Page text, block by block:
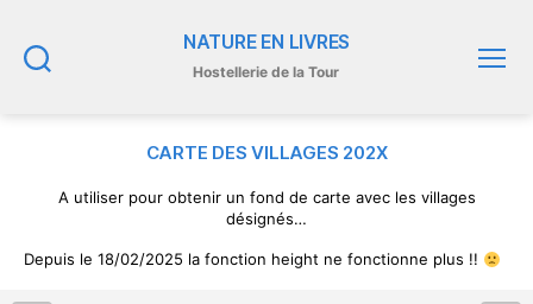
NATURE EN LIVRES
Hostellerie de la Tour
CARTE DES VILLAGES 202X
A utiliser pour obtenir un fond de carte avec les villages
désignés…
Depuis le 18/02/2025 la fonction height ne fonctionne plus !!